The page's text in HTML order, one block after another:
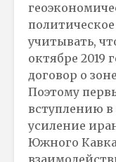
учитывать,
октябре 2019
договор о
Поэтому
вступлению
усиление
Южного